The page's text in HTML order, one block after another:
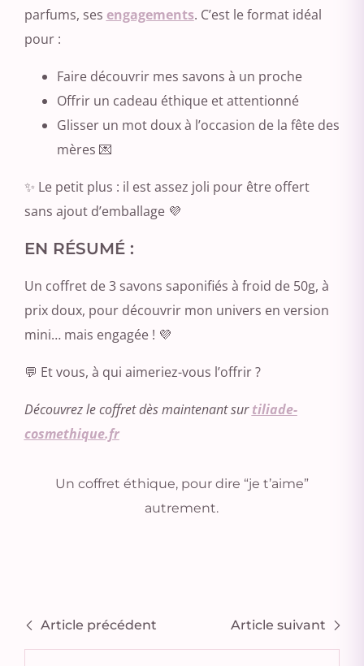
parfums, ses engagements. C’est le format idéal
pour :
Faire découvrir mes savons à un proche
Offrir un cadeau éthique et attentionné
Glisser un mot doux à l’occasion de la fête des
mères 💌
✨ Le petit plus : il est assez joli pour être offert
sans ajout d’emballage 💜
EN RÉSUMÉ :
Un coffret de 3 savons saponifiés à froid de 50g, à
prix doux, pour découvrir mon univers en version
mini… mais engagée ! 💜
💬 Et vous, à qui aimeriez-vous l’offrir ?
Découvrez le coffret dès maintenant surtiliade-
cosmethique.fr
Un coffret éthique, pour dire “je t’aime”
autrement.
Article précédent Article suivant